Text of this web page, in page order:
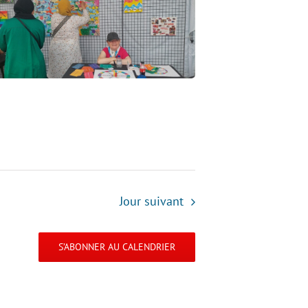
Jour suivant
S’ABONNER AU CALENDRIER